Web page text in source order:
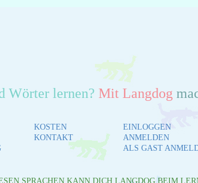
Wörter lernen? Mit Langdog
KOSTEN
KONTAKT
EINLOGGEN
ANMELDEN
ALS GAST
SPRACHEN KANN DICH LANGDOG BEIM